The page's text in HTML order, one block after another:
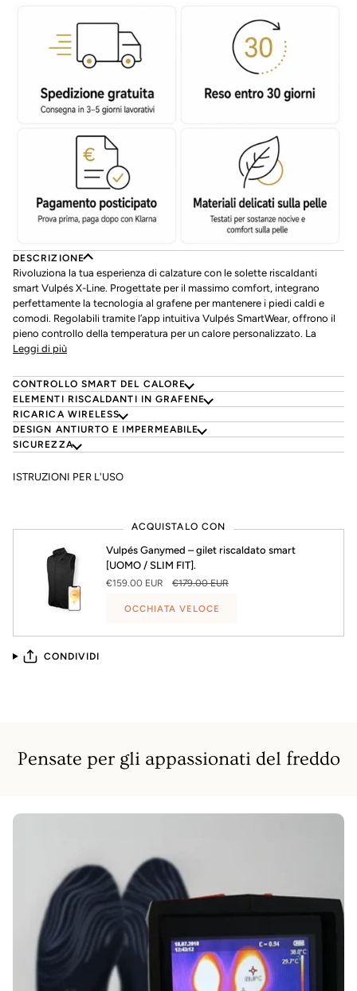
DESCRIZIONE
Rivoluziona la tua esperienza di calzature con le solette riscaldanti
smart Vulpés X-Line. Progettate per il massimo comfort, integrano
perfettamente la tecnologia al grafene per mantenere i piedi caldi e
comodi. Regolabili tramite l’app intuitiva Vulpés SmartWear, offrono il
pieno controllo della temperatura per un calore personalizzato. La
Leggi di più
CONTROLLO SMART DEL CALORE
ELEMENTI RISCALDANTI IN GRAFENE
RICARICA WIRELESS
DESIGN ANTIURTO E IMPERMEABILE
SICUREZZA
ISTRUZIONI PER L'USO
ACQUISTALO CON
Vulpés Ganymed – gilet riscaldato smart
[UOMO / SLIM FIT].
€159.00 EUR €179.00 EUR
OCCHIATA VELOCE
CONDIVIDI
Pensate per gli appassionati del freddo